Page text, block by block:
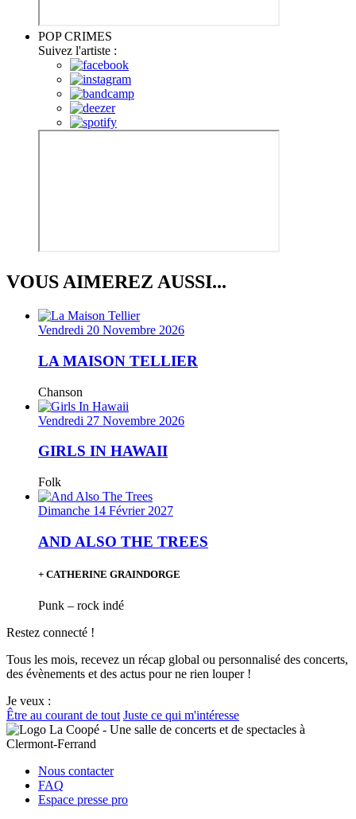
POP CRIMES
Suivez l'artiste :
VOUS AIMEREZ AUSSI...
Vendredi 20 Novembre 2026
LA MAISON TELLIER
Chanson
Vendredi 27 Novembre 2026
GIRLS IN HAWAII
Folk
Dimanche 14 Février 2027
AND ALSO THE TREES
+ CATHERINE GRAINDORGE
Punk – rock indé
Restez connecté !
Tous les mois, recevez un récap global ou personnalisé des concerts,
des évènements et des actus pour ne rien louper !
Je veux :
Être au courant de tout Juste ce qui m'intéresse
Nous contacter
FAQ
Espace presse pro